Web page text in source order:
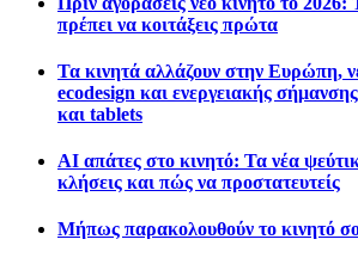
πρέπει να κοιτάξεις πρώτα
Τα κινητά αλλάζουν στην Ευρώπη,
ecodesign και ενεργειακής
και tablets
AI απάτες στο κινητό: Τα νέα
κλήσεις και πώς να προστατευτείς
Μήπως παρακολουθούν το κινητό